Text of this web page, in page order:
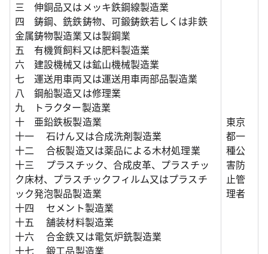
三 伸銅品又はメッキ鉄鋼線製造業
四 鋳鋼、銑鉄鋳物、可鍛鋳鉄若しくは非鉄
金属鋳物製造業又は製鋼業
五 有機質飼料又は肥料製造業
六 建設機械又は鉱山機械製造業
七 運送用車両又は運送用車両部品製造業
八 鋼船製造又は修理業
九 トラクター製造業
十 亜鉛鉄板製造業
十一 石けん又は合成洗剤製造業
十二 合板製造又は薬品による木材処理業
十三 プラスチック、合成皮革、プラスチッ
ク床材、プラスチックフィルム又はプラスチ
ック発泡製品製造業
十四 セメント製造業
十五 舗装材料製造業
十六 合金鉄又は電気炉銑製造業
十七 鍛工品製造業
東京
都一
種公
害防
止管
理者